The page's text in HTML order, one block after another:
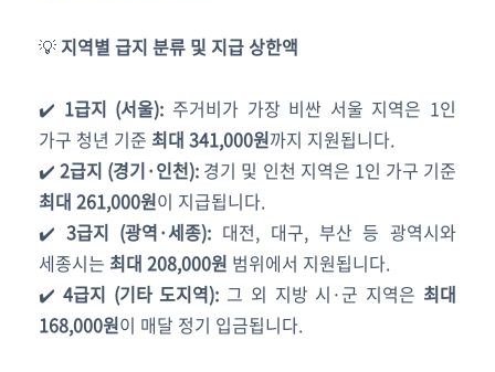
💡 지역별 급지 분류 및 지급 상한액
✔️ 1급지 (서울): 주거비가 가장 비싼 서울 지역은 1인
가구 청년 기준 최대 341,000원까지 지원됩니다.
✔️2급지 (경기·인천): 경기 및 인천 지역은 1인 가구 기준
최대 261,000원이 지급됩니다.
✔️ 3급지 (광역·세종): 대전, 대구, 부산 등 광역시와
세종시는 최대 208,000원 범위에서 지원됩니다.
✔️ 4급지 (기타 도지역): 그 외 지방 시·군 지역은 최대
168,000원이 매달 정기 입금됩니다.